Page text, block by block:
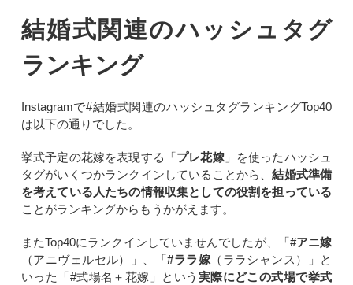
結婚式関連のハッシュタグ
ランキング
Instagramで#結婚式関連のハッシュタグランキングTop40
は以下の通りでした。
挙式予定の花嫁を表現する「プレ花嫁」を使ったハッシュ
タグがいくつかランクインしていることから、結婚式準備
を考えている人たちの情報収集としての役割を担っている
ことがランキングからもうかがえます。
またTop40にランクインしていませんでしたが、「#アニ嫁
（アニヴェルセル）」、「#ララ嫁 （ララシャンス）」と
いった「#式場名＋花嫁」という 実際にどこの式場で挙式